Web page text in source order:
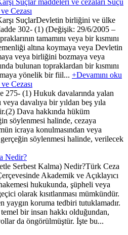
Cezası
SuçlarDevletin birliğini ve ülke
302- (1) (Değişik: 29/6/2005 –
tamamını veya bir kısmını
altına koymaya veya Devletin
veya birliğini bozmaya veya
bulunan topraklardan bir kısmını
yönelik bir fiil... +Devamını oku
Cezası
275- (1) Hukuk davalarında yalan
davalıya bir yıldan beş yıla
Dava hakkında hüküm
söylenmesi halinde, cezaya
icraya konulmasından veya
söylenmesi halinde, verilecek
Nedir?
Serbest Kalma) Nedir?Türk Ceza
Akademik ve Açıklayıcı
hukukunda, şüpheli veya
olarak kısıtlanması mümkündür.
yaygın koruma tedbiri tutuklamadır.
bir insan hakkı olduğundan,
da öngörülmüştür. İşte bu...